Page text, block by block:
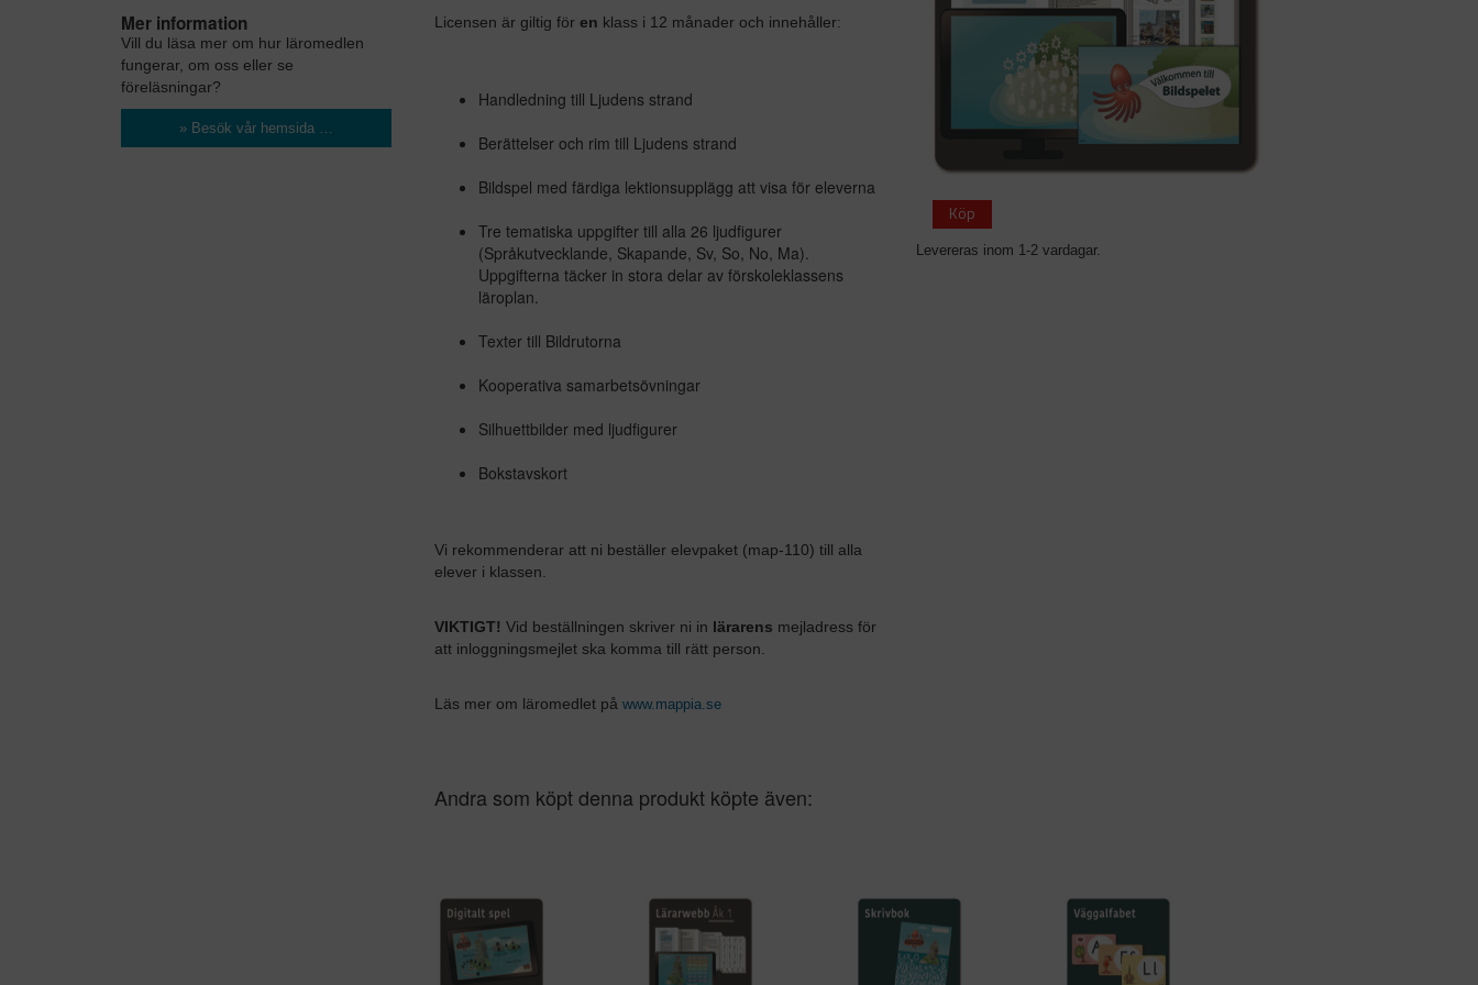
Mer information
Vill du läsa mer om hur läromedlen
fungerar, om oss eller se
föreläsningar?
» Besök vår hemsida …
Köp
Levereras inom 1-2 vardagar.
Licensen är giltig för en klass i 12 månader och innehåller:
Handledning till Ljudens strand
Berättelser och rim till Ljudens strand
Bildspel med färdiga lektionsupplägg att visa för eleverna
Tre tematiska uppgifter till alla 26 ljudfigurer
(Språkutvecklande, Skapande, Sv, So, No, Ma).
Uppgifterna täcker in stora delar av förskoleklassens
läroplan.
Texter till Bildrutorna
Kooperativa samarbetsövningar
Silhuettbilder med ljudfigurer
Bokstavskort
Vi rekommenderar att ni beställer elevpaket (map-110) till alla
elever i klassen.
VIKTIGT! Vid beställningen skriver ni in lärarens mejladress för
att inloggningsmejlet ska komma till rätt person.
Läs mer om läromedlet på www.mappia.se
Andra som köpt denna produkt köpte även: